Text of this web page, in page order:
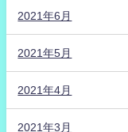
2021年6月
2021年5月
2021年4月
2021年3月